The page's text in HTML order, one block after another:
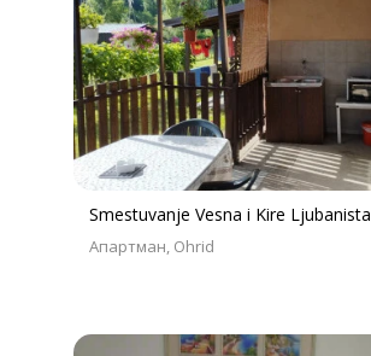
Smestuvanje Vesna i Kire Ljubanista
Апартман Ohrid